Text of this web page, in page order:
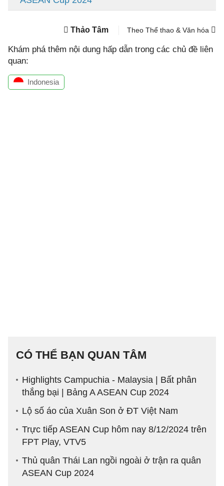
Thảo Tâm Theo Thể thao & Văn hóa
Khám phá thêm nội dung hấp dẫn trong các chủ đề liên
quan:
Indonesia
CÓ THỂ BẠN QUAN TÂM
Highlights Campuchia - Malaysia | Bất phân
thắng bại | Bảng A ASEAN Cup 2024
Lộ số áo của Xuân Son ở ĐT Việt Nam
Trực tiếp ASEAN Cup hôm nay 8/12/2024 trên
FPT Play, VTV5
Thủ quân Thái Lan ngồi ngoài ở trận ra quân
ASEAN Cup 2024